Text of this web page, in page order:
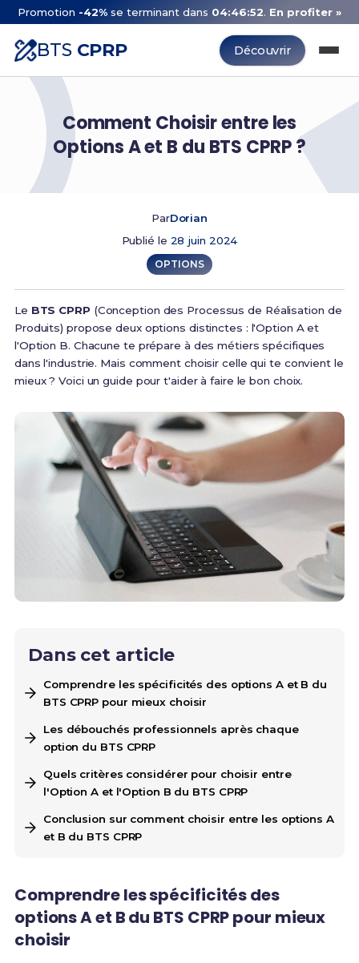
Promotion -42% se terminant dans 04:46:52. En profiter »
BTS CPRP Découvrir
Comment Choisir entre les
Options A et B du BTS CPRP ?
ParDorian
Publié le 28 juin 2024
OPTIONS
Le BTS CPRP (Conception des Processus de Réalisation de
Produits) propose deux options distinctes : l'Option A et
l'Option B. Chacune te prépare à des métiers spécifiques
dans l'industrie. Mais comment choisir celle qui te convient le
mieux ? Voici un guide pour t'aider à faire le bon choix.
Dans cet article
Comprendre les spécificités des options A et B du
BTS CPRP pour mieux choisir
Les débouchés professionnels après chaque
option du BTS CPRP
Quels critères considérer pour choisir entre
l'Option A et l'Option B du BTS CPRP
Conclusion sur comment choisir entre les options A
et B du BTS CPRP
Comprendre les spécificités des
options A et B du BTS CPRP pour mieux
choisir